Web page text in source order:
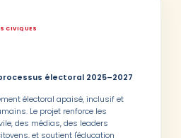
CIVIQUES
électoral 2025–2027
électoral apaisé, inclusif et
Le projet renforce les
des médias, des leaders
et soutient l'éducation